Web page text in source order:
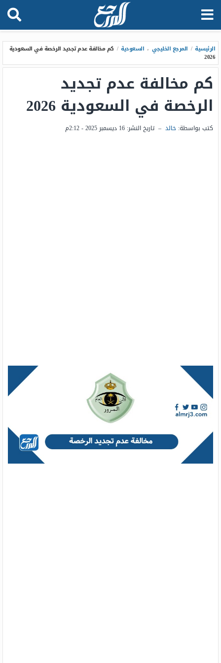
الرئيسية / المرجع الخليجي ، السعودية / كم مخالفة عدم تجديد الرخصة في السعودية
2026
كم مخالفة عدم تجديد
الرخصة في السعودية 2026
كتب بواسطة: خالد – تاريخ النشر: 16 ديسمبر 2025 - 2:12م